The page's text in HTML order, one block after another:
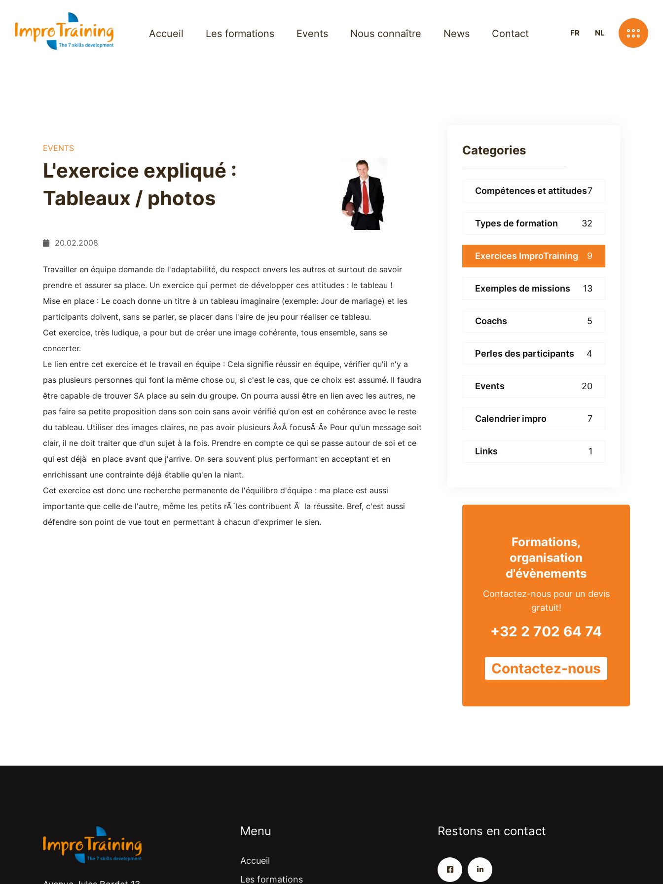
Accueil Les formations Events Nous connaître News Contact FR NL
EVENTS
L'exercice expliqué :
Tableaux / photos
20.02.2008
Travailler en équipe demande de l'adaptabilité, du respect envers les autres et surtout de savoir
prendre et assurer sa place. Un exercice qui permet de développer ces attitudes : le tableau !
Mise en place : Le coach donne un titre à un tableau imaginaire (exemple: Jour de mariage) et les
participants doivent, sans se parler, se placer dans l'aire de jeu pour réaliser ce tableau.
Cet exercice, très ludique, a pour but de créer une image cohérente, tous ensemble, sans se
concerter.
Le lien entre cet exercice et le travail en équipe : Cela signifie réussir en équipe, vérifier qu'il n'y a
pas plusieurs personnes qui font la même chose ou, si c'est le cas, que ce choix est assumé. Il faudra
être capable de trouver SA place au sein du groupe. On pourra aussi être en lien avec les autres, ne
pas faire sa petite proposition dans son coin sans avoir vérifié qu'on est en cohérence avec le reste
du tableau. Utiliser des images claires, ne pas avoir plusieurs Â«Â focusÂ Â» Pour qu'un message soit
clair, il ne doit traiter que d'un sujet à la fois. Prendre en compte ce qui se passe autour de soi et ce
qui est déjà en place avant que j'arrive. On sera souvent plus performant en acceptant et en
enrichissant une contrainte déjà établie qu'en la niant.
Cet exercice est donc une recherche permanente de l'équilibre d'équipe : ma place est aussi
importante que celle de l'autre, même les petits rÃ´les contribuent Ã la réussite. Bref, c'est aussi
défendre son point de vue tout en permettant à chacun d'exprimer le sien.
Categories
Compétences et attitudes7
Types de formation 32
Exercices ImproTraining 9
Exemples de missions 13
Coachs 5
Perles des participants 4
Events 20
Calendrier impro 7
Links 1
Formations,
organisation
d'évènements
Contactez-nous pour un devis
gratuit!
+32 2 702 64 74
Contactez-nous
Menu
Accueil
Les formations
Restons en contact